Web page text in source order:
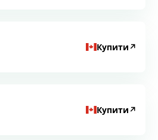
Купити ↗
Купити ↗